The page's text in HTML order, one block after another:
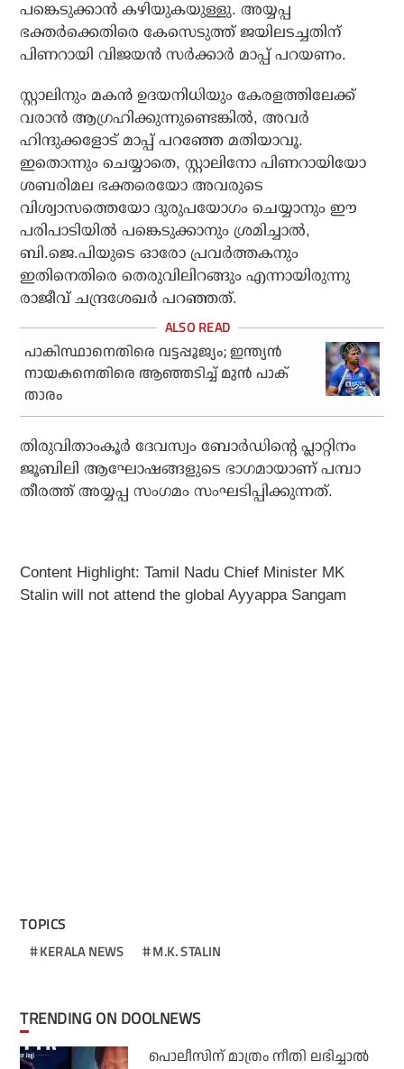
പങ്കെടുക്കാന്‍ കഴിയുകയുള്ളു. അയ്യപ്പ
ഭക്തര്‍ക്കെതിരെ കേസെടുത്ത് ജയിലടച്ചതിന്
പിണറായി വിജയന്‍ സര്‍ക്കാര്‍ മാപ്പ് പറയണം.
സ്റ്റാലിനും മകന്‍ ഉദയനിധിയും കേരളത്തിലേക്ക്
വരാന്‍ ആഗ്രഹിക്കുന്നുണ്ടെങ്കില്‍, അവര്‍
ഹിന്ദുക്കളോട് മാപ്പ് പറഞ്ഞേ മതിയാവൂ.
ഇതൊന്നും ചെയ്യാതെ, സ്റ്റാലിനോ പിണറായിയോ
ശബരിമല ഭക്തരെയോ അവരുടെ
വിശ്വാസത്തെയോ ദുരുപയോഗം ചെയ്യാനും ഈ
പരിപാടിയില്‍ പങ്കെടുക്കാനും ശ്രമിച്ചാല്‍,
ബി.ജെ.പിയുടെ ഓരോ പ്രവര്‍ത്തകനും
ഇതിനെതിരെ തെരുവിലിറങ്ങും എന്നായിരുന്നു
രാജീവ് ചന്ദ്രശേഖര്‍ പറഞ്ഞത്.
പാകിസ്ഥാനെതിരെ വട്ടപ്പൂജ്യം; ഇന്ത്യൻ
നായകനെതിരെ ആഞ്ഞടിച്ച് മുൻ പാക്
താരം
തിരുവിതാംകൂര്‍ ദേവസ്വം ബോര്‍ഡിന്റെ പ്ലാറ്റിനം
ജൂബിലി ആഘോഷങ്ങളുടെ ഭാഗമായാണ് പമ്പാ
തീരത്ത് അയ്യപ്പ സംഗമം സംഘടിപ്പിക്കുന്നത്.
Content Highlight: Tamil Nadu Chief Minister MK
Stalin will not attend the global Ayyappa Sangam
TOPICS
KERALA NEWS M.K. STALIN
TRENDING ON DOOLNEWS
പൊലീസിന് മാത്രം നീതി ലഭിച്ചാല്‍